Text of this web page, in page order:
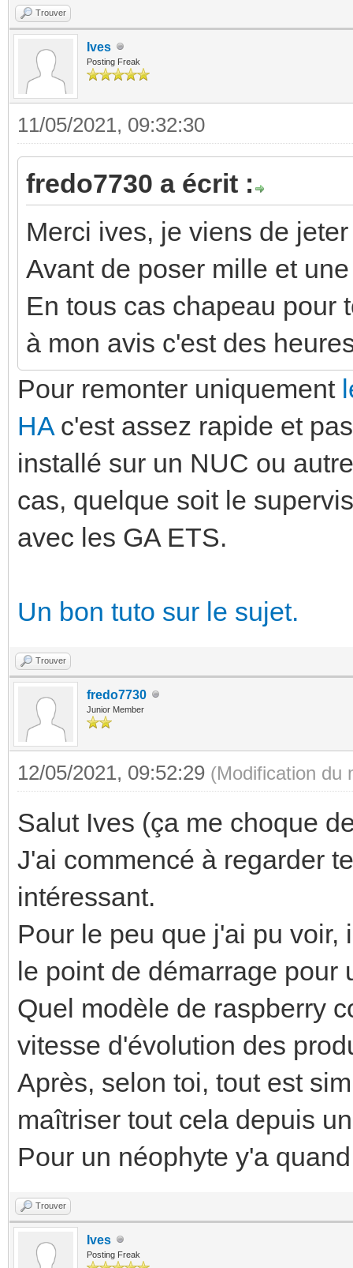
Trouver
Ives
Posting Freak
11/05/2021, 09:32:30
fredo7730 a écrit :
Merci ives, je viens de
Avant de poser mille et
En tous cas chapeau pour
à mon avis c'est des
Pour remonter uniquement
HA c'est assez rapide et
installé sur un NUC ou
cas, quelque soit le
avec les GA ETS.
Un bon tuto sur le sujet.
Trouver
fredo7730
Junior Member
12/05/2021, 09:52:29 (Modification du
Salut Ives (ça me choque
J'ai commencé à regarder
intéressant.
Pour le peu que j'ai pu
le point de démarrage pour
Quel modèle de raspberry
vitesse d'évolution des
Après, selon toi, tout est
maîtriser tout cela depuis
Pour un néophyte y'a
Trouver
Ives
Posting Freak